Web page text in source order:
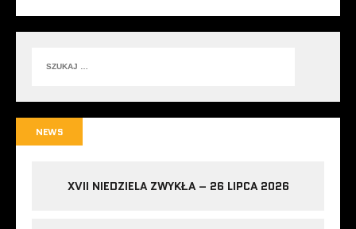
NEWS
XVII NIEDZIELA ZWYKŁA – 26 LIPCA 2026